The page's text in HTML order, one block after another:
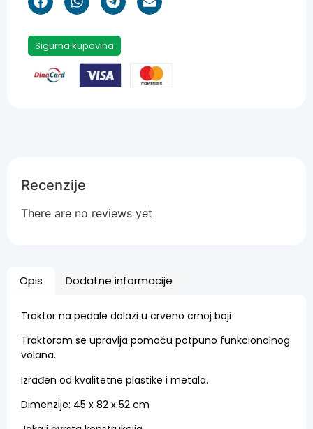
Sigurna kupovina
Opis Dodatne informacije
Traktor na pedale dolazi u crveno crnoj boji
Traktorom se upravlja pomoću potpuno funkcionalnog
volana.
Izrađen od kvalitetne plastike i metala.
Dimenzije: 45 x 82 x 52 cm
Recenzije
There are no reviews yet